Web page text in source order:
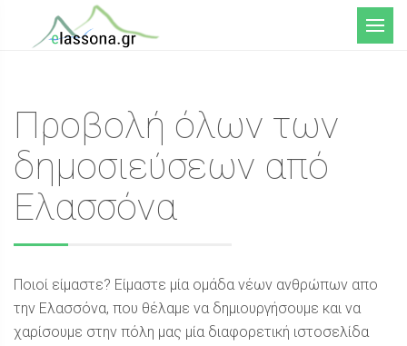
Μενού
Προβολή όλων των
δημοσιεύσεων από
Ελασσόνα
Ποιοί είμαστε? Είμαστε μία ομάδα νέων ανθρώπων απο
την Ελασσόνα, που θέλαμε να δημιουργήσουμε και να
χαρίσουμε στην πόλη μας μία διαφορετική ιστοσελίδα